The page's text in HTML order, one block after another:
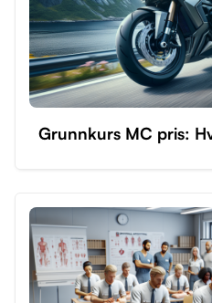
Grunnkurs MC pris: